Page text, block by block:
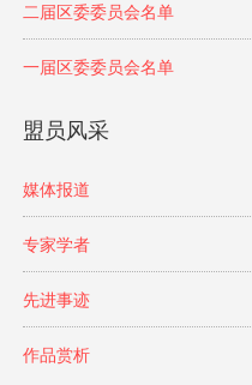
二届区委委员会名单
一届区委委员会名单
盟员风采
媒体报道
专家学者
先进事迹
作品赏析